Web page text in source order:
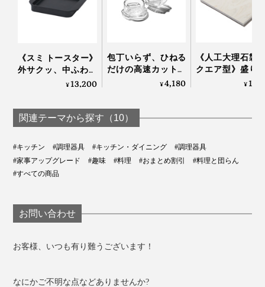
最近ホームシェフに目覚めたパートナーや友人へのギフ
素材そのもののおいしさを引き出す『hast.』のエディシ
ョンナイフ。
食材にスッとナイフが入る気持ちよさ、きれいに切れる
喜びを、あなたの手で確かめてみてください。いつのま
にか、料理が癒しの時間に変わるかもしれません。
《スミ トースター》
外サクッ、中ふわっ
と焼きあがる、炭プ
¥13,200
包丁いらず、ひねる
だけの高速カット！
生姜やパセリにも使
ル」｜Garlic Twist 4.0
¥4,180
《人工大理石製
クエア型》盛り
が見違えて、会
¥
関連テーマから探す（10）
#キッチン #調理器具 #キッチン・ダイニング
#調理器具
#家事アップグレード
#趣味 #料理 #おまとめ割引
#料理と団らん
#すべての商品
お問い合わせ
お客様、いつも有り難うございます！
なにかご不明な点などありませんか?